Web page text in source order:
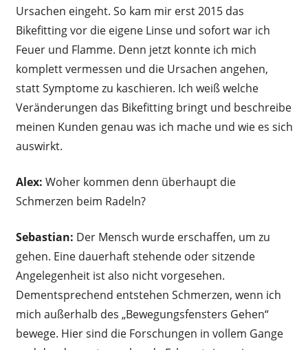
Ursachen eingeht. So kam mir erst 2015 das
Bikefitting vor die eigene Linse und sofort war ich
Feuer und Flamme. Denn jetzt konnte ich mich
komplett vermessen und die Ursachen angehen,
statt Symptome zu kaschieren. Ich weiß welche
Veränderungen das Bikefitting bringt und beschreibe
meinen Kunden genau was ich mache und wie es sich
auswirkt.
Alex: Woher kommen denn überhaupt die
Schmerzen beim Radeln?
Sebastian: Der Mensch wurde erschaffen, um zu
gehen. Eine dauerhaft stehende oder sitzende
Angelegenheit ist also nicht vorgesehen.
Dementsprechend entstehen Schmerzen, wenn ich
mich außerhalb des „Bewegungsfensters Gehen“
bewege. Hier sind die Forschungen in vollem Gange